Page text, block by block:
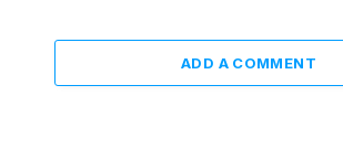
ADD A COMMENT